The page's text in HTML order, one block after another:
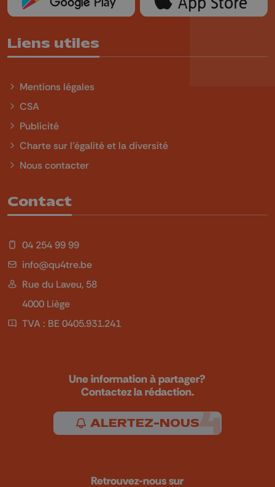
Liens utiles
Mentions légales
CSA
Publicité
Charte sur l'égalité et la diversité
Nous contacter
Contact
04 254 99 99
info@qu4tre.be
Rue du Laveu, 58
4000 Liège
TVA : BE 0405.931.241
Une information à partager?
Contactez la rédaction.
ALERTEZ-NOUS
Retrouvez-nous sur